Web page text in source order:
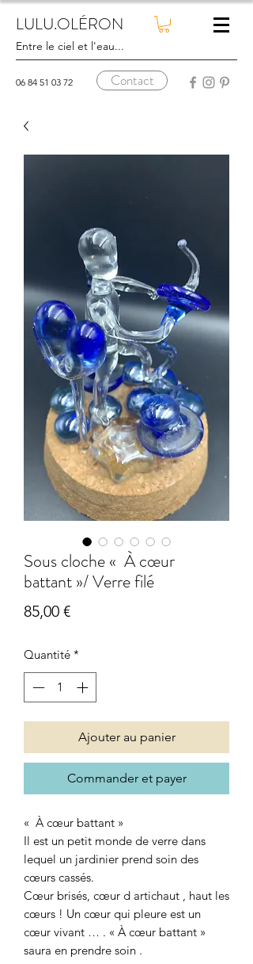
LULU.OLÉRON
Entre le ciel et l'eau...
06 84 51 03 72 Contact
Sous cloche « À cœur
battant »/ Verre filé
85,00 €Prix
Quantité *
Ajouter au panier
Commander et payer
« À cœur battant »
Il est un petit monde de verre dans
lequel un jardinier prend soin des
cœurs cassés.
Cœur brisés, cœur d artichaut , haut les
cœurs ! Un cœur qui pleure est un
cœur vivant … . « À cœur battant »
saura en prendre soin .